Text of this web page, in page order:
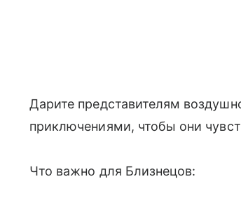
Дарите представителям
приключениями, чтобы они
Что важно для Близнецов: